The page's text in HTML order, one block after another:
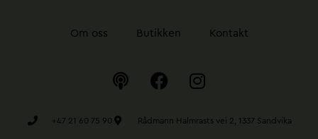
Om oss Butikken Kontakt
P
o
c
F
a
e
I
n
t
+47 21 60 75 90 Rådmann Halmrasts vei 2, 1337 Sandvika